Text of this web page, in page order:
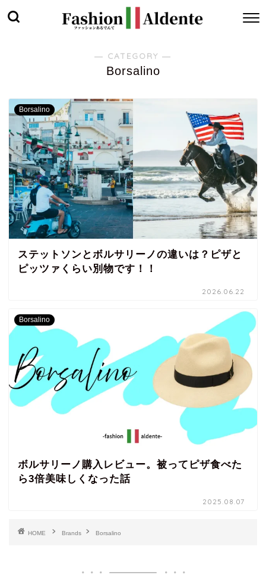
― CATEGORY ―
Borsalino
Borsalino
ステットソンとボルサリーノの違いは？ピザと
ピッツァくらい別物です！！
2026.06.22
Borsalino
ボルサリーノ購入レビュー。被ってピザ食べた
ら3倍美味しくなった話
2025.08.07
HOME Brands Borsalino